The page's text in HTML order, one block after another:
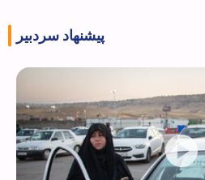
پیشنهاد سردبیر